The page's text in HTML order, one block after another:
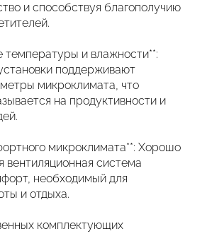
и способствуя благополучию
температуры и влажности**:
поддерживают
микроклимата, что
на продуктивности и
микроклимата**: Хорошо
вентиляционная система
необходимый для
и отдыха.
комплектующих